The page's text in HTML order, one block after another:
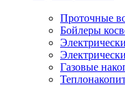
Проточные
Бойлеры
Газовые